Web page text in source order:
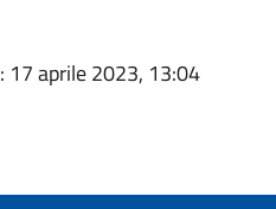
: 17 aprile 2023, 13:04